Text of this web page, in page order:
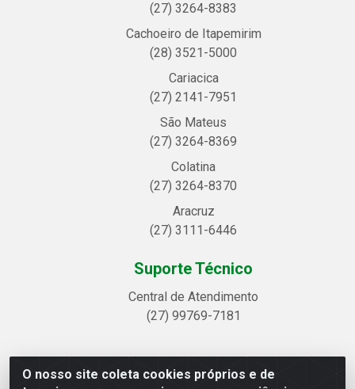
O nosso site coleta cookies próprios e de
(27) 3264-8383
Cachoeiro de Itapemirim
(28) 3521-5000
Cariacica
(27) 2141-7951
São Mateus
(27) 3264-8369
Colatina
(27) 3264-8370
Aracruz
(27) 3111-6446
Suporte Técnico
Central de Atendimento
(27) 99769-7181
Linhavix Distribuidora LTDA - Avenida Alegre, 2521 -